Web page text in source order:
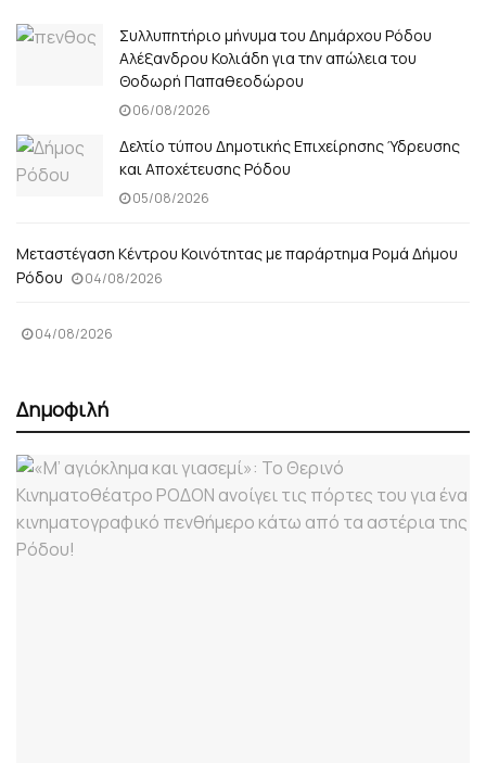
Συλλυπητήριο μήνυμα του Δημάρχου Ρόδου
Αλέξανδρου Κολιάδη για την απώλεια του
Θοδωρή Παπαθεοδώρου
06/08/2026
Δελτίο τύπου Δημοτικής Επιχείρησης Ύδρευσης
και Αποχέτευσης Ρόδου
05/08/2026
Μεταστέγαση Κέντρου Κοινότητας με παράρτημα Ρομά Δήμου
Ρόδου
04/08/2026
04/08/2026
Δημοφιλή